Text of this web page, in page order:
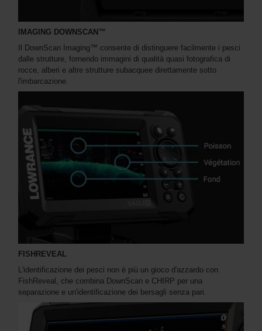
IMAGING DOWNSCAN™
Il DownScan Imaging™ consente di distinguere facilmente i pesci
dalle strutture, fornendo immagini di qualità quasi fotografica di
rocce, alberi e altre strutture subacquee direttamente sotto
l'imbarcazione.
FISHREVEAL
L'identificazione dei pesci non è più un gioco d'azzardo con
FishReveal, che combina DownScan e CHIRP per una
separazione e un'identificazione dei bersagli senza pari.